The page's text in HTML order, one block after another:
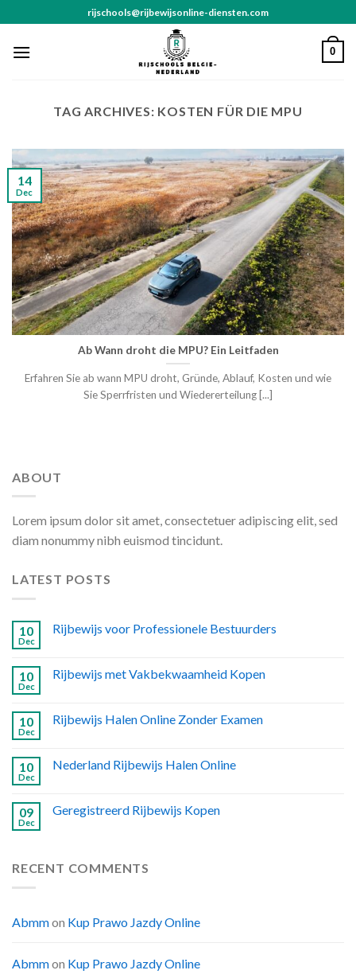
to
content
rijschools@rijbewijsonline-diensten.com
0
TAG ARCHIVES: KOSTEN FÜR DIE MPU
Ab Wann droht die MPU? Ein Leitfaden
Erfahren Sie ab wann MPU droht, Gründe, Ablauf, Kosten und wie
Sie Sperrfristen und Wiedererteilung [...]
14
Dec
ABOUT
Lorem ipsum dolor sit amet, consectetuer adipiscing elit, sed
diam nonummy nibh euismod tincidunt.
LATEST POSTS
10
Dec
Rijbewijs voor Professionele Bestuurders
10
Dec
Rijbewijs met Vakbekwaamheid Kopen
10
Dec
Rijbewijs Halen Online Zonder Examen
10
Dec
Nederland Rijbewijs Halen Online
09
Dec
Geregistreerd Rijbewijs Kopen
RECENT COMMENTS
Abmmon Kup Prawo Jazdy Online
Abmmon Kup Prawo Jazdy Online